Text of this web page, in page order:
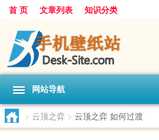
首 页 文章列表 知识分类
网站导航
> 云顶之弈 > 云顶之弈 如何过渡